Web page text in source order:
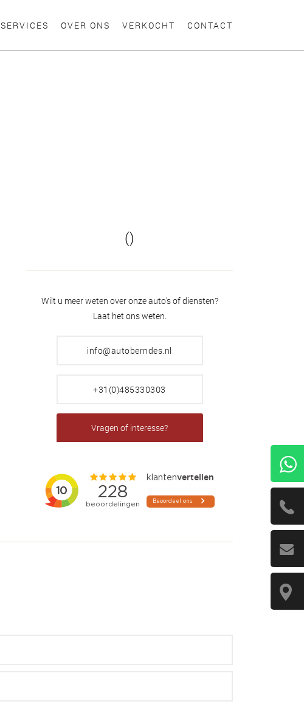
SERVICES OVER ONS VERKOCHT CONTACT
()
Wilt u meer weten over onze auto's of diensten?
Laat het ons weten.
info@autoberndes.nl
+31(0)485330303
Vragen of interesse?